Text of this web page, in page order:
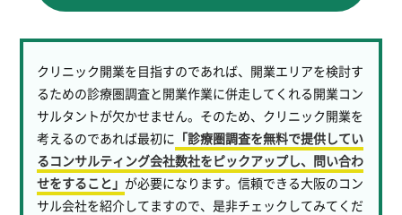
クリニック開業を目指すのであれば、開業エリアを検討す
るための診療圏調査と開業作業に併走してくれる開業コン
サルタントが欠かせません。そのため、クリニック開業を
考えるのであれば最初に 「診療圏調査を無料で提供してい
るコンサルティング会社数社をピックアップし、問い合わ
せをすること」 が必要になります。信頼できる大阪のコン
サル会社を紹介してますので、是非チェックしてみてくだ